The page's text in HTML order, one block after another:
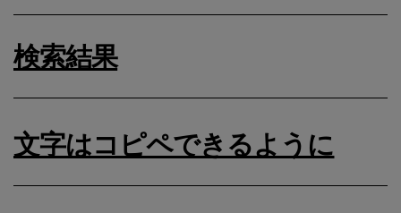
検索結果
文字はコピペできるように